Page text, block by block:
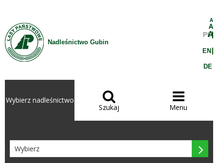
Nadleśnictwo Gubin
A
A
A
PL
EN
DE
Wybierz nadleśnictwo 
Szukaj

Menu
